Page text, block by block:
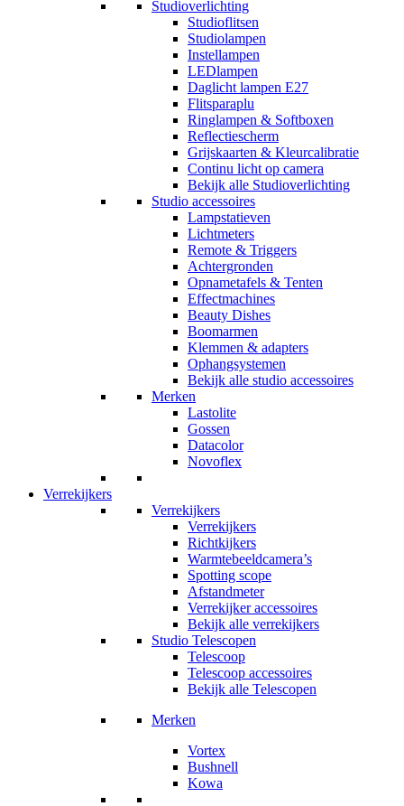
Studioverlichting
Studioflitsen
Studiolampen
Instellampen
LEDlampen
Daglicht lampen E27
Flitsparaplu
Ringlampen & Softboxen
Reflectiescherm
Grijskaarten & Kleurcalibratie
Continu licht op camera
Bekijk alle Studioverlichting
Studio accessoires
Lampstatieven
Lichtmeters
Remote & Triggers
Achtergronden
Opnametafels & Tenten
Effectmachines
Beauty Dishes
Boomarmen
Klemmen & adapters
Ophangsystemen
Bekijk alle studio accessoires
Merken
Lastolite
Gossen
Datacolor
Novoflex
Verrekijkers
Verrekijkers
Verrekijkers
Richtkijkers
Warmtebeeldcamera’s
Spotting scope
Afstandmeter
Verrekijker accessoires
Bekijk alle verrekijkers
Studio Telescopen
Telescoop
Telescoop accessoires
Bekijk alle Telescopen
Merken
Vortex
Bushnell
Kowa